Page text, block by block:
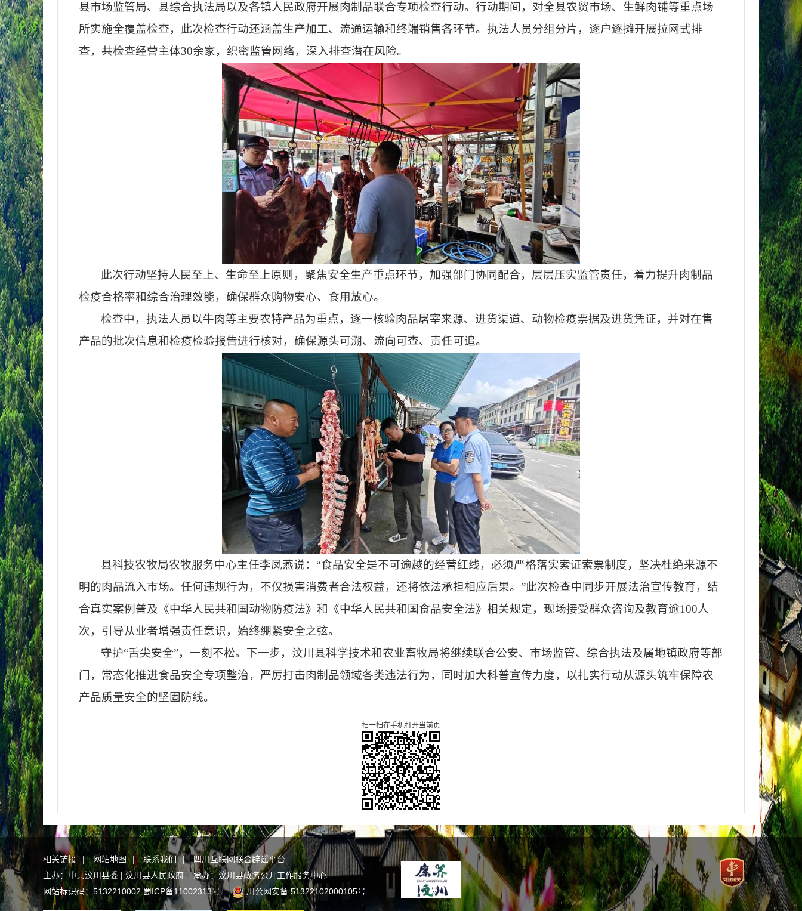
县市场监管局、县综合执法局以及各镇人民政府开展肉制品联合专项检查行动。行动期间，对全县农贸市场、生鲜肉铺等重点场
所实施全覆盖检查，此次检查行动还涵盖生产加工、流通运输和终端销售各环节。执法人员分组分片，逐户逐摊开展拉网式排
查，共检查经营主体30余家，织密监管网络，深入排查潜在风险。
此次行动坚持人民至上、生命至上原则，聚焦安全生产重点环节，加强部门协同配合，层层压实监管责任，着力提升肉制品
检疫合格率和综合治理效能，确保群众购物安心、食用放心。
检查中，执法人员以牛肉等主要农特产品为重点，逐一核验肉品屠宰来源、进货渠道、动物检疫票据及进货凭证，并对在售
产品的批次信息和检疫检验报告进行核对，确保源头可溯、流向可查、责任可追。
县科技农牧局农牧服务中心主任李凤燕说： “食品安全是不可逾越的经营红线，必须严格落实索证索票制度，坚决杜绝来源不
明的肉品流入市场。任何违规行为，不仅损害消费者合法权益，还将依法承担相应后果。”此次检查中同步开展法治宣传教育，结
合真实案例普及《中华人民共和国动物防疫法》和《中华人民共和国食品安全法》相关规定，现场接受群众咨询及教育逾100人
次，引导从业者增强责任意识，始终绷紧安全之弦。
守护“舌尖安全”，一刻不松。下一步，汶川县科学技术和农业畜牧局将继续联合公安、市场监管、综合执法及属地镇政府等部
门，常态化推进食品安全专项整治，严厉打击肉制品领域各类违法行为，同时加大科普宣传力度，以扎实行动从源头筑牢保障农
产品质量安全的坚固防线。
扫一扫在手机打开当前页
相关链接 | 网站地图 | 联系我们 |
四川互联网联合辟谣平台
主办：中共汶川县委 | 汶川县人民政府 承办：汶川县政务公开工作服务中心
网站标识码：5132210002蜀ICP备11002313号 川公网安备 51322102000105号